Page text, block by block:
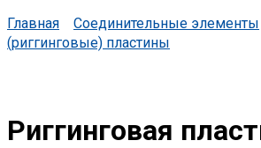
Главная
Соединительные элементы
(риггинговые) пластины
Риггинговая